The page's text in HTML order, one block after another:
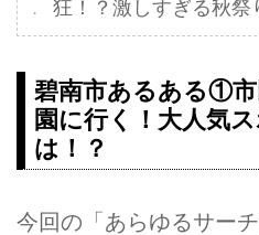
狂！？激しすぎる秋祭
碧南市あるある①
園に行く！大人気
は！？
今回の「あらゆるサー